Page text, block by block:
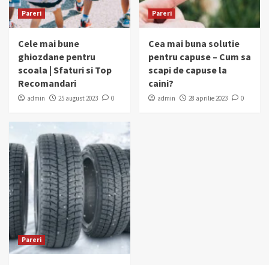
Pareri
Cele mai bune
ghiozdane pentru
scoala | Sfaturi si Top
Recomandari
admin 25 august 2023 0
Pareri
Cea mai buna solutie
pentru capuse – Cum sa
scapi de capuse la
caini?
admin 28 aprilie 2023 0
Pareri